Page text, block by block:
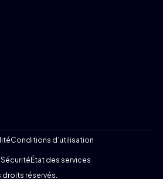
réservés.
Conditions d’utilisation
SécuritéÉtat des services